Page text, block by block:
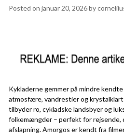
Posted on januar 20, 2026by
Kykladerne gemmer på mindre
atmosfære, vandrestier og krystalklart
tilbyder ro, cykladske landsbyer og
folkemængder – perfekt for rejsende,
afslapning. Amorgos er kendt fra